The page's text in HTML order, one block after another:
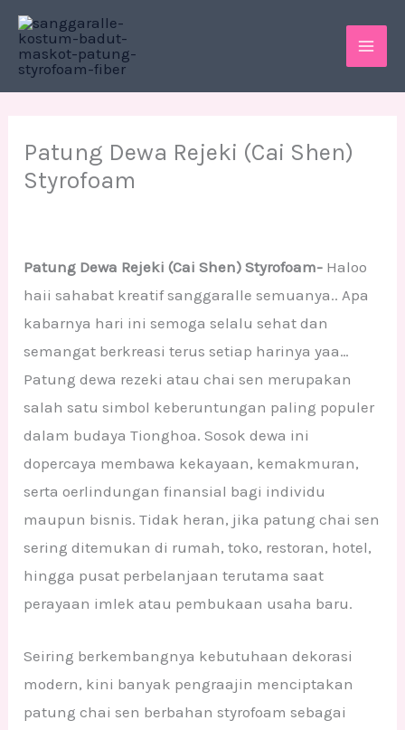
Skip
content
Patung Dewa Rejeki (Cai Shen)
Styrofoam
Patung Dewa Rejeki (Cai Shen) Styrofoam- Haloo
haii sahabat kreatif sanggaralle semuanya.. Apa
kabarnya hari ini semoga selalu sehat dan
semangat berkreasi terus setiap harinya yaa…
Patung dewa rezeki atau chai sen merupakan
salah satu simbol keberuntungan paling populer
dalam budaya Tionghoa. Sosok dewa ini
dopercaya membawa kekayaan, kemakmuran,
serta oerlindungan finansial bagi individu
maupun bisnis. Tidak heran, jika patung chai sen
sering ditemukan di rumah, toko, restoran, hotel,
hingga pusat perbelanjaan terutama saat
perayaan imlek atau pembukaan usaha baru.
Seiring berkembangnya kebutuhaan dekorasi
modern, kini banyak pengraajin menciptakan
patung chai sen berbahan styrofoam sebagai